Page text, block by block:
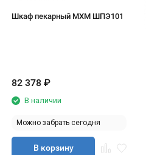
Шкаф пекарный МХМ ШПЭ101
82 378 ₽
В наличии
Можно забрать сегодня
В корзину